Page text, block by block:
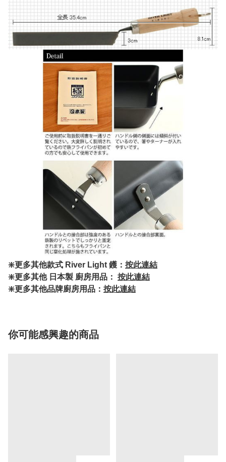
❇️更多其他款式 River Light 鑊： 按此連結
❇️更多其他 日本製 廚房用品： 按此連結
❇️更多其他品牌廚房用品： 按此連結
你可能感興趣的商品